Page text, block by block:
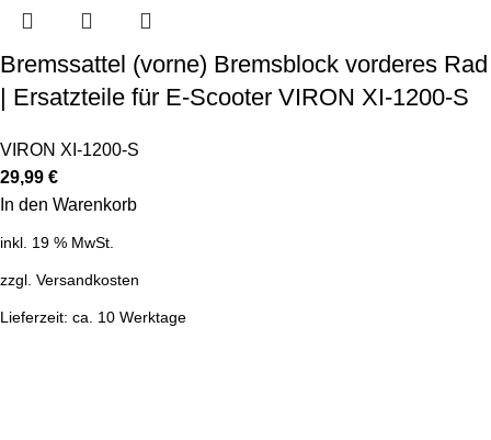
Bremssattel (vorne) Bremsblock vorderes Rad
| Ersatzteile für E-Scooter VIRON XI-1200-S
VIRON XI-1200-S
29,99 €
In den Warenkorb
inkl. 19 % MwSt.
zzgl. Versandkosten
Lieferzeit: ca. 10 Werktage